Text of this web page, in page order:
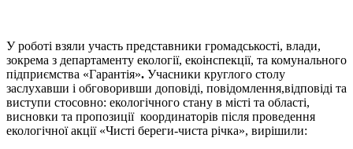
У роботі взяли участь представники громадськості, влади,
зокрема з департаменту екології, екоінспекції, та комунального
підприємства «Гарантія». Учасники круглого столу
заслухавши і обговоривши доповіді, повідомлення,відповіді та
виступи стосовно: екологічного стану в місті та області,
висновки та пропозиції координаторів після проведення
екологічної акції «Чисті береги-чиста річка», вирішили: